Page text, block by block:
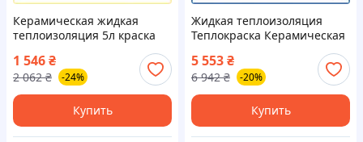
Керамическая жидкая
теплоизоляция 5л краска
стен и труб
теплоизоляционный
материал стор1
1 546₴
2 062 ₴ -24%
Купить
Жидкая теплоизоляция
Теплокраска Керамическая
термоизоляции
поверхностей и утепления
шоп1
5 553₴
6 942 ₴ -20%
Купить